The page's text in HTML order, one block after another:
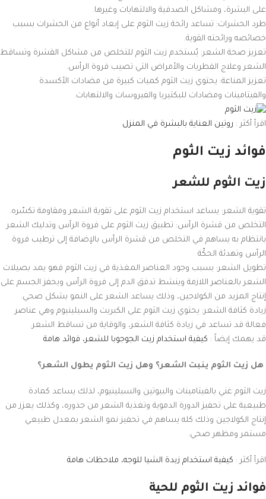
على البشرة، ومشاكل الصدفية والالتهابات وغيرها.
طرد الحشرات: تساعد رائحة زيت الثوم على إبعاد أنواع من الحشرات بسبب
خصائصه ورائحته القوية.
تعزيز صحة الشعر: يُستخدم زيت الثوم للتخلص من مشاكل القشرة وتساقط
الشعر وعلاج الفطريات والأمراض التي تصيب فروة الرأس.
تعزيز المناعة: يحتوي زيت الثوم كميات كبيرة من مضادات الأكسدة
والفيتامينات ومضادات للبكتيريا والفيروسات والالتهابات.
اقرأ أكثر : روتين العناية بالبشرة في المنزل
فوائد زيت الثوم
زيت الثوم للشعر
تقوية الشعر: يساعد استخدام زيت الثوم على تقوية الشعر ومقاومة تكسّره.
التخلص من قشرة الرأس: تطبيق زيت الثوم على فروة الرأس وتدليك الشعر
بانتظام به يساهم في التخلص من قشرة الرأس بالإضافة إلى ترطيب فروة
الرأس وتهدئة الحكّة
تطويل الشعر: بسبب وجود العناصر المغذية في زيت الثوم فهو يمد بصيلات
الشعر بالعناصر اللازمة وينشط تدفق الدم إلى فروة الرأس ويحفز الجسم على
إنتاج المزيد من الكولاجين، وذلك يساعد الشعر على النمو بشكل صحي.
زيادة كثافة الشعر: يحتوي زيت الثوم على الكبريت والسيلينيوم وهي عناصر
فعالة قد تساعد في زيادة كثافة الشعر، والوقاية من تساقط الشعر.
قد يهمك إيضاً : كيفية استخدام زيت الجوجوبا للشعر، فوائد هامة
هل زيت الثوم ينبت الشعر؟ وهل زيت الثوم يطول الشعر؟
زيت الثوم غني بالفيتامينات والبيوتين والسيلينيوم، لذلك يساعد كمادة
طبيعية على تحفيز الدورة الدموية وتغذية الشعر من جذوره، وكذلك يعزز من
إنتاج الكولاجين وذلك كله يساهم في تحفيز نمو الشعر بمعدل طبيعي
مستمر ومظهر صحي.
اقرأ أكثر : كيفية استخدام زبدة الشيا للوجه، ملاحظات هامة
فوائد زيت الثوم للحية